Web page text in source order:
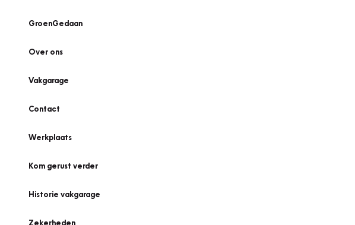
GroenGedaan
Over ons
Vakgarage
Contact
Werkplaats
Kom gerust verder
Historie vakgarage
Zekerheden